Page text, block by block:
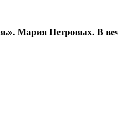
Мария Петровых. В